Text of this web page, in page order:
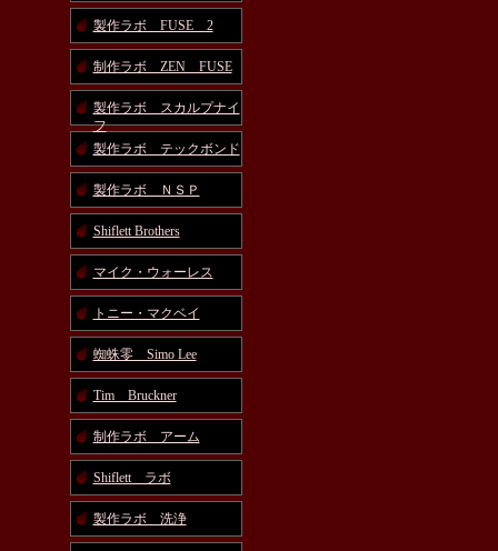
製作ラボ FUSE 2
制作ラボ ZEN FUSE
製作ラボ スカルプナイ
フ
製作ラボ テックボンド
製作ラボ ＮＳＰ
Shiflett Brothers
マイク・ウォーレス
トニー・マクベイ
蜘蛛零 Simo Lee
Tim Bruckner
制作ラボ アーム
Shiflett ラボ
製作ラボ 洗浄